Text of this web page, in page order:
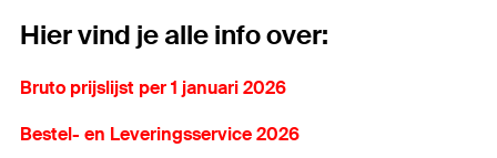
Hier vind je alle info over:
Bruto prijslijst per 1 januari 2026
Bestel- en Leveringsservice 2026